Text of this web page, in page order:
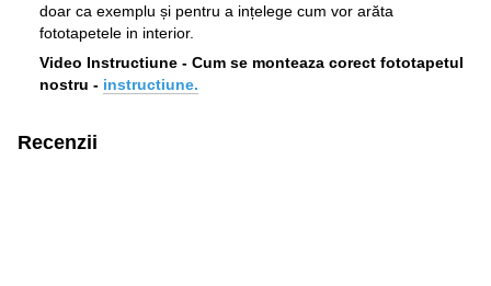
doar ca exemplu și pentru a ințelege cum vor arăta
fototapetele in interior.
Video Instructiune - Cum se monteaza corect fototapetul
nostru - instructiune.
Recenzii